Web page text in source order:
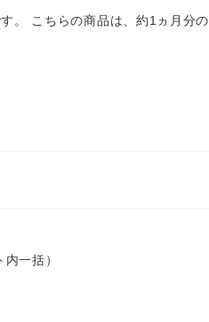
。 こちらの商品は、約1ヵ月分
一括）